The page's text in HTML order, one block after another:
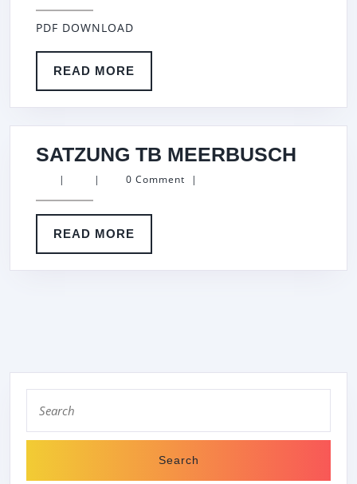
PDF DOWNLOAD
READ MORE
MORE
SATZUNG TB MEERBUSCH
| | 0 Comment |
READ MORE
MORE
for: